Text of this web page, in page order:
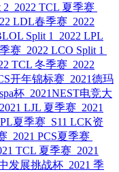
2 2022 TCL 夏季赛
LDL春季赛 2022
Split 1
2022 LPL
赛 2022 LCO Split 1
TCL 冬季赛 2022
开年锦标赛 2021德玛
杯 2021NEST电竞大
2021 LJL 夏季赛 2021
夏季赛 S11 LCK资
2021 PCS夏季赛
TCL 夏季赛 2021
发展挑战杯 2021 季